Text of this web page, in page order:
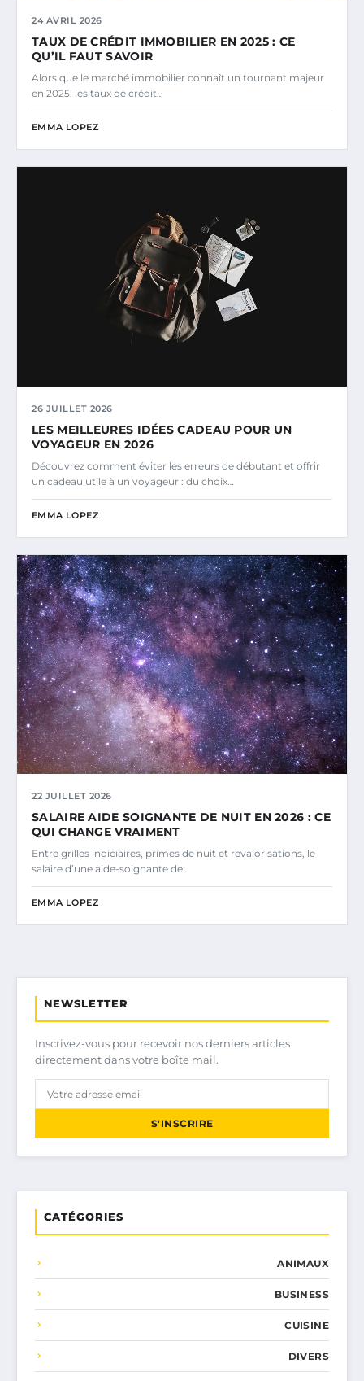
24 AVRIL 2026
TAUX DE CRÉDIT IMMOBILIER EN 2025 : CE
QU’IL FAUT SAVOIR
Alors que le marché immobilier connaît un tournant majeur
en 2025, les taux de crédit…
EMMA LOPEZ
26 JUILLET 2026
LES MEILLEURES IDÉES CADEAU POUR UN
VOYAGEUR EN 2026
Découvrez comment éviter les erreurs de débutant et offrir
un cadeau utile à un voyageur : du choix…
EMMA LOPEZ
22 JUILLET 2026
SALAIRE AIDE SOIGNANTE DE NUIT EN 2026 : CE
QUI CHANGE VRAIMENT
Entre grilles indiciaires, primes de nuit et revalorisations, le
salaire d’une aide-soignante de…
EMMA LOPEZ
NEWSLETTER
Inscrivez-vous pour recevoir nos derniers articles
directement dans votre boîte mail.
S'INSCRIRE
CATÉGORIES
ANIMAUX
BUSINESS
CUISINE
DIVERS